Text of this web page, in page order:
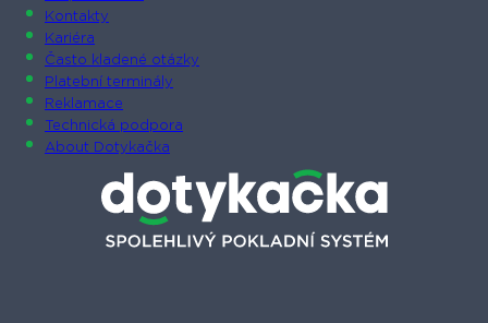
Kontakty
Kariéra
Často kladené otázky
Platební terminály
Reklamace
Technická podpora
About Dotykačka